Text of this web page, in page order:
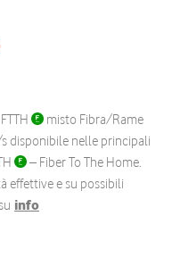
misto Fibra/Rame
disponibile nelle principali
– Fiber To The Home.
effettive e su possibili
info